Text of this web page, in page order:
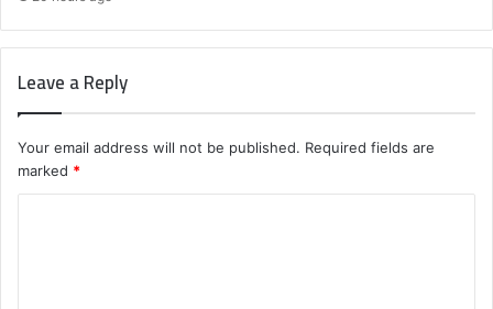
Leave a Reply
Your email address will not be published. Required fields are
marked *